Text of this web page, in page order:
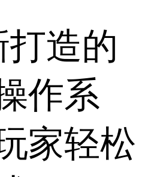
打造的
作系
家轻松